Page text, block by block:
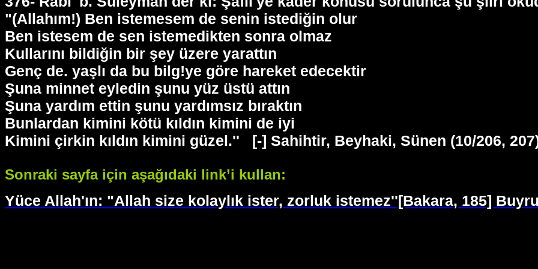
"(Allahım!) Ben istemesem de senin istediğin olur
Ben istesem de sen istemedikten sonra olmaz
Kullarını bildiğin bir şey üzere yarattın
Genç de. yaşlı da bu bilg!ye göre hareket edecektir
Şuna minnet eyledin şunu yüz üstü attın
Şuna yardım ettin şunu yardımsız bıraktın
Bunlardan kimini kötü kıldın kimini de iyi
Kimini çirkin kıldın kimini güzel.''
[-] Sahihtir, Beyhaki, Sünen (10/206,
Sonraki sayfa için aşağıdaki link’i kullan:
Yüce Allah'ın: "Allah size kolaylık ister, zorluk istemez''[Bakara, 185]